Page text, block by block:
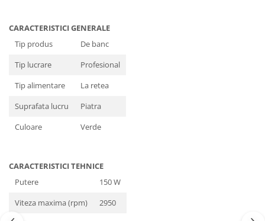
CARACTERISTICI GENERALE
Tip produs
De banc
Tip lucrare
Profesional
Tip alimentare
La retea
Suprafata lucru
Piatra
Culoare
Verde
CARACTERISTICI TEHNICE
Putere
150 W
Viteza maxima (rpm)
2950